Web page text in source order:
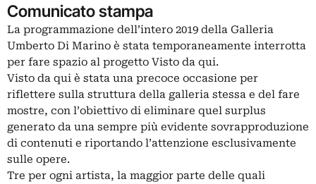
Comunicato stampa
La programmazione dell’intero 2019 della Galleria
Umberto Di Marino è stata temporaneamente interrotta
per fare spazio al progetto Visto da qui.
Visto da qui è stata una precoce occasione per
riflettere sulla struttura della galleria stessa e del fare
mostre, con l’obiettivo di eliminare quel surplus
generato da una sempre più evidente sovrapproduzione
di contenuti e riportando l’attenzione esclusivamente
sulle opere.
Tre per ogni artista, la maggior parte delle quali